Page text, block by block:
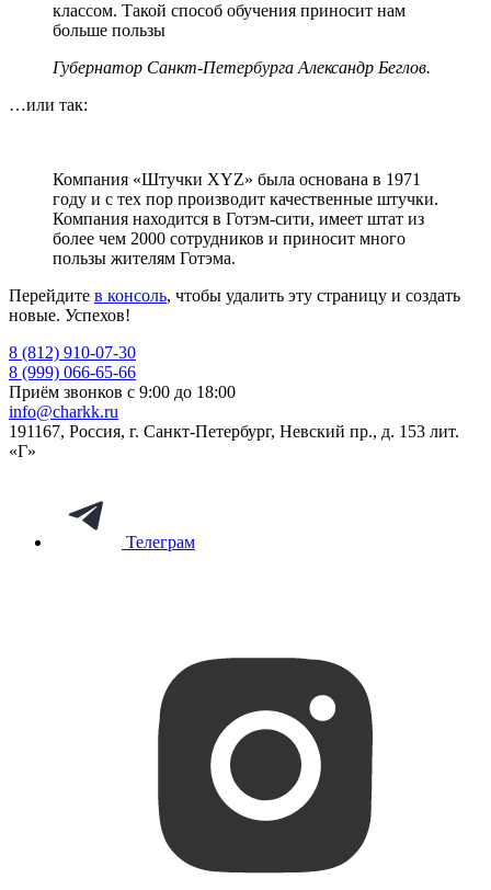
классом. Такой способ обучения приносит нам
больше пользы
Губернатор Санкт-Петербурга Александр Беглов.
…или так:
Компания «Штучки XYZ» была основана в 1971
году и с тех пор производит качественные штучки.
Компания находится в Готэм-сити, имеет штат из
более чем 2000 сотрудников и приносит много
пользы жителям Готэма.
Перейдите в консоль, чтобы удалить эту страницу и создать
новые. Успехов!
8 (812) 910-07-30
8 (999) 066-65-66
Приём звонков с 9:00 до 18:00
info@charkk.ru
191167, Россия, г. Санкт-Петербург, Невский пр., д. 153 лит.
«Г»
Телеграм